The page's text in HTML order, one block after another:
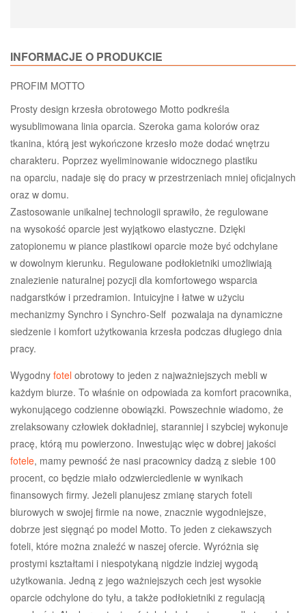
INFORMACJE O PRODUKCIE
PROFIM MOTTO
Prosty design krzesła obrotowego Motto podkreśla
wysublimowana linia oparcia. Szeroka gama kolorów oraz
tkanina, którą jest wykończone krzesło może dodać wnętrzu
charakteru. Poprzez wyeliminowanie widocznego plastiku
na oparciu, nadaje się do pracy w przestrzeniach mniej oficjalnych
oraz w domu.
Zastosowanie unikalnej technologii sprawiło, że regulowane
na wysokość oparcie jest wyjątkowo elastyczne. Dzięki
zatopionemu w piance plastikowi oparcie może być odchylane
w dowolnym kierunku. Regulowane podłokietniki umożliwiają
znalezienie naturalnej pozycji dla komfortowego wsparcia
nadgarstków i przedramion. Intuicyjne i łatwe w użyciu
mechanizmy Synchro i Synchro-Self pozwalaja na dynamiczne
siedzenie i komfort użytkowania krzesła podczas długiego dnia
pracy.
Wygodny fotel obrotowy to jeden z najważniejszych mebli w
każdym biurze. To właśnie on odpowiada za komfort pracownika,
wykonującego codzienne obowiązki. Powszechnie wiadomo, że
zrelaksowany człowiek dokładniej, staranniej i szybciej wykonuje
pracę, którą mu powierzono. Inwestując więc w dobrej jakości
fotele, mamy pewność że nasi pracownicy dadzą z siebie 100
procent, co będzie miało odzwierciedlenie w wynikach
finansowych firmy. Jeżeli planujesz zmianę starych foteli
biurowych w swojej firmie na nowe, znacznie wygodniejsze,
dobrze jest sięgnąć po model Motto. To jeden z ciekawszych
foteli, które można znaleźć w naszej ofercie. Wyróżnia się
prostymi kształtami i niespotykaną nigdzie indziej wygodą
użytkowania. Jedną z jego ważniejszych cech jest wysokie
oparcie odchylone do tyłu, a także podłokietniki z regulacją